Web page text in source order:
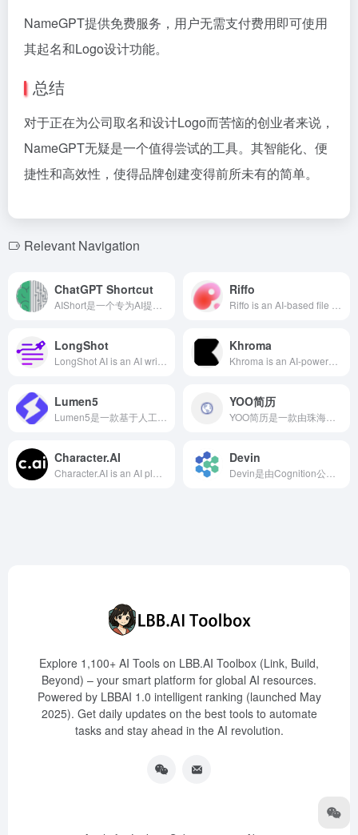
NameGPT提供免费服务，用户无需支付费用即可使用
其起名和Logo设计功能。
总结
对于正在为公司取名和设计Logo而苦恼的创业者来说，
NameGPT无疑是一个值得尝试的工具。其智能化、便
捷性和高效性，使得品牌创建变得前所未有的简单。
Relevant Navigation
ChatGPT Shortcut Riffo
LongShot Khroma
Lumen5 YOO简历
Character.AI Devin
Explore 1,100+ AI Tools on LBB.AI Toolbox (Link, Build,
Beyond) – your smart platform for global AI resources.
Powered by LBBAI 1.0 intelligent ranking (launched May
2025). Get daily updates on the best tools to automate
tasks and stay ahead in the AI revolution.